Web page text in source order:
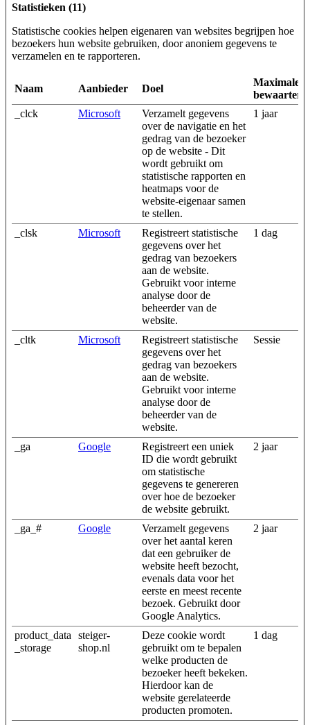
Statistieken (11)
Statistische cookies helpen eigenaren van websites begrijpen hoe
bezoekers hun website gebruiken, door anoniem gegevens te
verzamelen en te rapporteren.
Naam Aanbieder Doel
Maximale
_clck
Microsoft
Verzamelt gegevens
over de navigatie en het
gedrag van de bezoeker
op de website - Dit
wordt gebruikt om
statistische rapporten en
heatmaps voor de
website-eigenaar samen
te stellen.
1 jaar
_clsk Microsoft
Registreert statistische
gegevens over het
gedrag van bezoekers
aan de website.
Gebruikt voor interne
analyse door de
beheerder van de
website.
1 dag
_cltk Microsoft
Registreert statistische
gegevens over het
gedrag van bezoekers
aan de website.
Gebruikt voor interne
analyse door de
beheerder van de
website.
Sessie
_ga Google
Registreert een uniek
ID die wordt gebruikt
om statistische
gegevens te genereren
over hoe de bezoeker
de website gebruikt.
2 jaar
_ga_# Google
Verzamelt gegevens
over het aantal keren
dat een gebruiker de
website heeft bezocht,
evenals data voor het
eerste en meest recente
bezoek. Gebruikt door
Google Analytics.
2 jaar
product_data
_storage
steiger-
shop.nl
Deze cookie wordt
gebruikt om te bepalen
welke producten de
bezoeker heeft bekeken.
Hierdoor kan de
website gerelateerde
producten promoten.
1 dag